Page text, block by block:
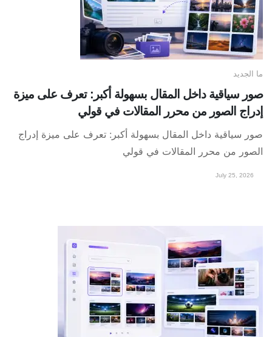
ما الجديد
صور سياقية داخل المقال بسهولة أكبر: تعرف على ميزة
إدراج الصور من محرر المقالات في قولي
صور سياقية داخل المقال بسهولة أكبر: تعرف على ميزة إدراج
الصور من محرر المقالات في قولي
July 25, 2026